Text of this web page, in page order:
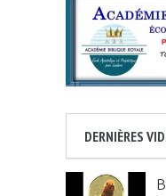
DERNIÈRES